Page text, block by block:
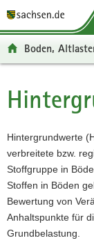
t
ü
e
r
g
r
e
i
f
t
n
v
i
g
a
t
i
o
p
n
a
l
t
t
-
e
r
e
i
c
h
Boden,
Hauptinhalt
Hintergrundwerte
verbreitete bzw.
Stoffgruppe in
Stoffen in Böden
Bewertung von
Anhaltspunkte für
Grundbelastung.